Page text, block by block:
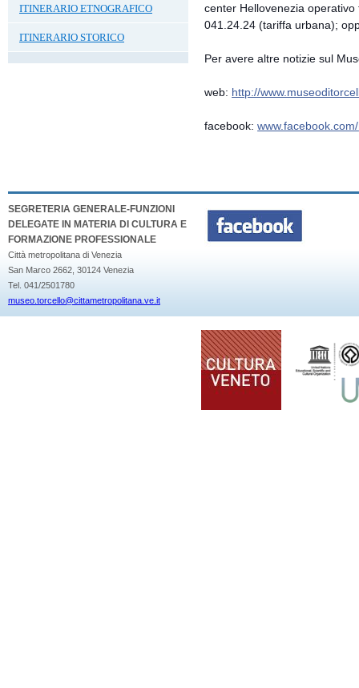
ITINERARIO ETNOGRAFICO
ITINERARIO STORICO
center Hellovenezia
041.24.24 (tariffa urbana);
Per avere altre notizie sul
web: http://
facebook:www.facebook.com/
SEGRETERIA GENERALE-FUNZIONI
DELEGATE IN MATERIA DI CULTURA E
FORMAZIONE PROFESSIONALE
Città metropolitana di Venezia
San Marco 2662, 30124 Venezia
Tel. 041/2501780
museo.torcello@cittametropolitana.ve.it